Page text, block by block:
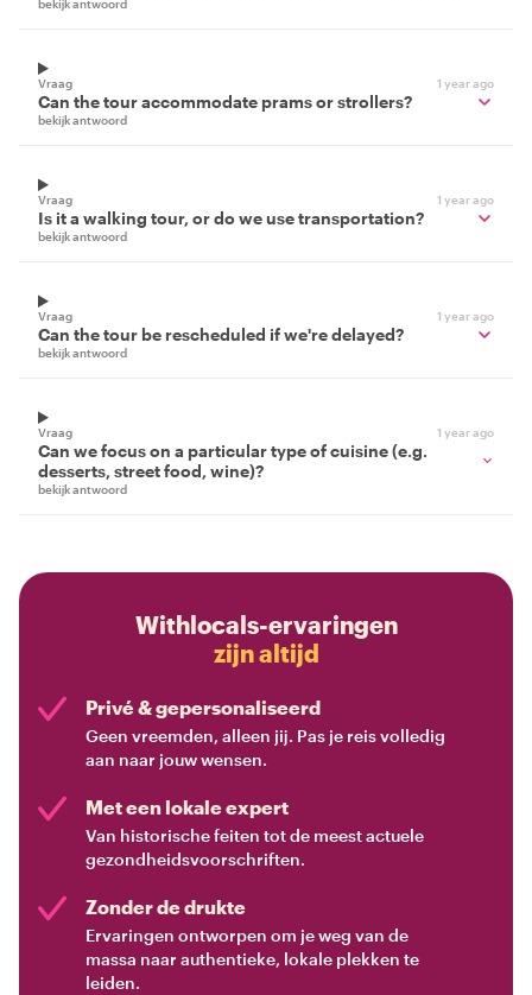
bekijk antwoord
Vraag 1 year ago
Can the tour accommodate prams or strollers?
bekijk antwoord
Vraag 1 year ago
Is it a walking tour, or do we use transportation?
bekijk antwoord
Vraag 1 year ago
Can the tour be rescheduled if we're delayed?
bekijk antwoord
Vraag 1 year ago
Can we focus on a particular type of cuisine (e.g.
desserts, street food, wine)?
bekijk antwoord
Withlocals-ervaringen
zijn altijd
Privé & gepersonaliseerd
Geen vreemden, alleen jij. Pas je reis volledig
aan naar jouw wensen.
Met een lokale expert
Van historische feiten tot de meest actuele
gezondheidsvoorschriften.
Zonder de drukte
Ervaringen ontworpen om je weg van de
massa naar authentieke, lokale plekken te
leiden.